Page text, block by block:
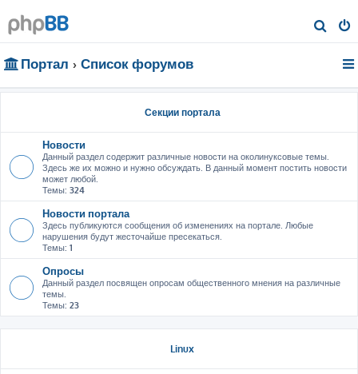
о
Портал Список форумов
Секции портала
Новости
Данный раздел содержит различные новости на околинуксовые темы.
Здесь же их можно и нужно обсуждать. В данный момент постить новости
может любой.
Темы: 324
Новости портала
Здесь публикуются сообщения об изменениях на портале. Любые
нарушения будут жесточайше пресекаться.
Темы: 1
Опросы
Данный раздел посвящен опросам общественного мнения на различные
темы.
Темы: 23
Linux